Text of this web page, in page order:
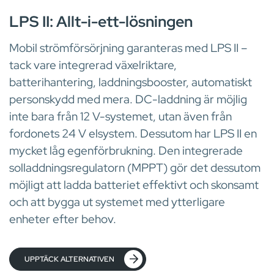
LPS II: Allt-i-ett-lösningen
Mobil strömförsörjning garanteras med LPS II –
tack vare integrerad växelriktare,
batterihantering, laddningsbooster, automatiskt
personskydd med mera. DC-laddning är möjlig
inte bara från 12 V-systemet, utan även från
fordonets 24 V elsystem. Dessutom har LPS II en
mycket låg egenförbrukning. Den integrerade
solladdningsregulatorn (MPPT) gör det dessutom
möjligt att ladda batteriet effektivt och skonsamt
och att bygga ut systemet med ytterligare
enheter efter behov.
UPPTÄCK ALTERNATIVEN